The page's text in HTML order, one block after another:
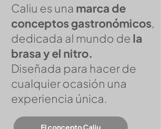
Caliu es una marca de
conceptos gastronómicos,
dedicada al mundo de la
brasa y el nitro.
Diseñada para hacer de
cualquier ocasión una
experiencia única.
El concepto Caliu